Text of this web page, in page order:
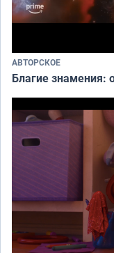
АВТОРСКОЕ
Благие